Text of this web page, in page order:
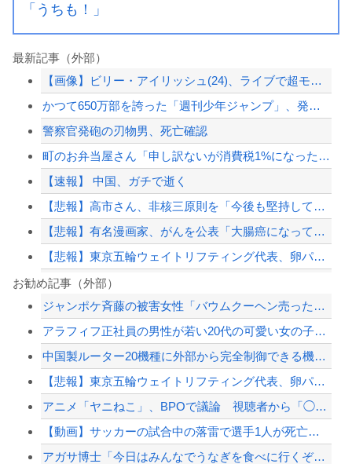
「うちも！」
最新記事（外部）
【画像】ビリー・アイリッシュ(24)、ライブで超モリマンスジを強調して炎上ｗｗｗ...
かつて650万部を誇った「週刊少年ジャンプ」、発行部数が初の100万部割れ
警察官発砲の刃物男、死亡確認
町のお弁当屋さん「申し訳ないが消費税1%になったらその分商品代を値上げするわ」 ...
【速報】 中国、ガチで逝く
【悲報】高市さん、非核三原則を「今後も堅持していく」の表現削除WWWWWWWWW...
【悲報】有名漫画家、がんを公表「大腸癌になってしまいました。肝臓に転移も見られて...
【悲報】東京五輪ウェイトリフティング代表、卵パックを盗んで逮捕ｗｗｗｗｗｗｗ
【悲報】寿美花代さん死去、94歳 高島忠夫さんの妻で高嶋政宏・政伸の母
株式投資、若年男性の自信喪失の原因に-6割超が「人生の敗者」自認
【画像】 日産が社運をかけて発売するSUVｗｗｗｗｗｗｗ
【配信者】「金バエ」のSNS更新が1週間途絶え、様々な憶測が飛び交う。1週間ぶり...
【緊急速報】NYで警官が黒人男性の首を絞め、暴動第二波不可避へ
お勧め記事（外部）
ジャンポケ斉藤の被害女性「バウムクーヘン売ったりTikTokライブしててムカつい...
アラフィフ正社員の男性が若い20代の可愛い女の子以外には挨拶をしない
中国製ルーター20機種に外部から完全制御できる機能が仕込まれていたことが判明・・...
【悲報】東京五輪ウェイトリフティング代表、卵パックを盗んで逮捕ｗｗｗｗｗｗｗ
アニメ「ヤニねこ」、BPOで議論 視聴者から「◯◯◯なのではないか」との批判が寄...
【動画】サッカーの試合中の落雷で選手1人が死亡、12人が負傷した事故。
アガサ博士「今日はみんなでうなぎを食べに行くぞい」